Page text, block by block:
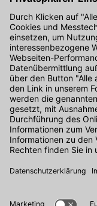
Kontakt
Unser Onlineshop
Uhr unter der
Alternativ können Sie
Den Kontakt direkt in
Oder über unseren Chat .